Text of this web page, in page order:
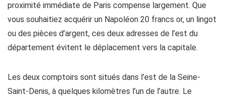
proximité immédiate de Paris compense largement. Que
vous souhaitiez acquérir un Napoléon 20 francs or, un lingot
ou des pièces d’argent, ces deux adresses de l’est du
département évitent le déplacement vers la capitale.
Les deux comptoirs sont situés dans l’est de la Seine-
Saint-Denis, à quelques kilomètres l’un de l’autre. Le